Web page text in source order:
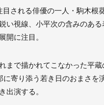
される俳優の一人・駒木根
い視線、小平次の含みのあ
開に注目。
で描かれてこなかった平
寄り添う若き日のおまさを
出演する。